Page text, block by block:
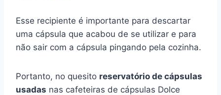
Esse recipiente é importante para descartar
uma cápsula que acabou de se utilizar e para
não sair com a cápsula pingando pela cozinha.
Portanto, no quesito reservatório de cápsulas
usadas nas cafeteiras de cápsulas Dolce